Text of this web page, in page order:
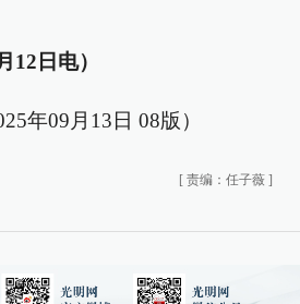
12日电）
年09月13日 08版）
[ 责编：任子薇 ]